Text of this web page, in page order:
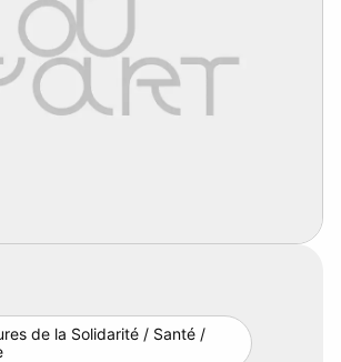
de la Solidarité / Santé /